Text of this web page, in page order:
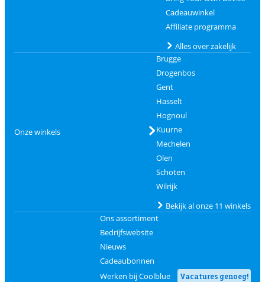
Cadeauwinkel
Affiliate programma
Alles over zakelijk
Onze winkels
Brugge
Drogenbos
Gent
Hasselt
Hognoul
Kuurne
Mechelen
Olen
Schoten
Wilrijk
Bekijk al onze 11 winkels
Ons assortiment
Bedrijfswebsite
Nieuws
Cadeaubonnen
Werken bij Coolblue
Vacatures genoeg!